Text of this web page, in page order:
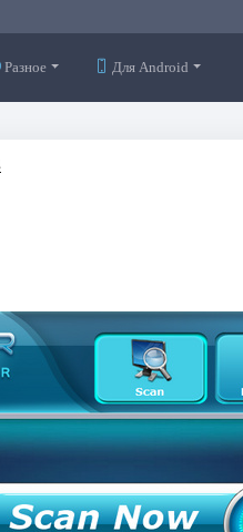
Разное Для Android